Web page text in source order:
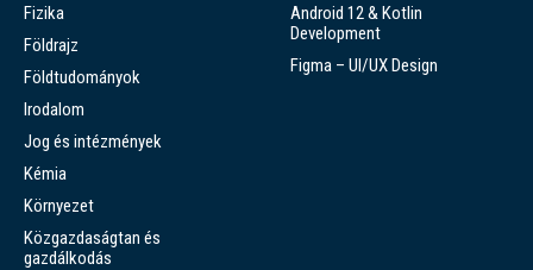
Fizika
Földrajz
Földtudományok
Irodalom
Jog és intézmények
Kémia
Környezet
Közgazdaságtan és
gazdálkodás
Android 12 & Kotlin
Development
Figma – UI/UX Design